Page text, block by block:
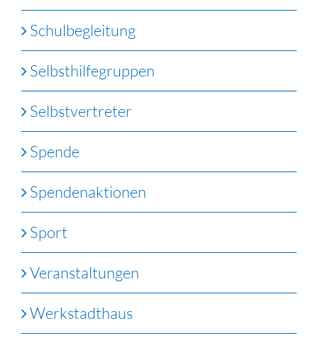
Schulbegleitung
Selbsthilfegruppen
Selbstvertreter
Spende
Spendenaktionen
Sport
Veranstaltungen
Werkstadthaus